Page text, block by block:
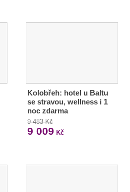
Kolobřeh: hotel u Baltu
se stravou, wellness i 1
noc zdarma
9 483 Kč
9 009 Kč